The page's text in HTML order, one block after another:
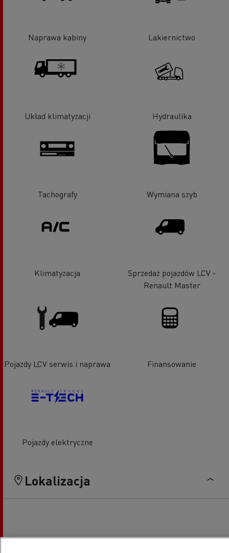
Naprawa kabiny Lakiernictwo
Układ klimatyzacji Hydraulika
Tachografy Wymiana szyb
Klimatyzacja
Sprzedaż pojazdów LCV -
Renault Master
Pojazdy LCV serwis i naprawa Finansowanie
Pojazdy elektryczne
Lokalizacja